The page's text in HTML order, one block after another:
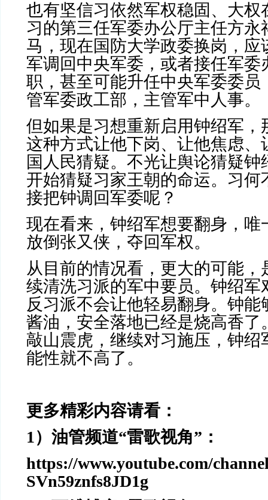
也有坚信习依然军权稳固、大权
习的第三任军委办公厅主任方永
马，现在国防大学政委换岗，应
军调回中央军委，或者接任军委
职，甚至可能升任中央军委委员
管军委政工部，主管军中人事。
但如果是习想重新启用钟绍军，
这种方式让他下岗、让他焦虑、
国人民猜疑。不光让舆论猜疑钟
开始猜疑习家王朝的命运。习何
接把钟调回军委呢？
现在看来，钟绍军想要翻身，唯
放倒张又侠，夺回军权。
从目前的情况看，更大的可能，
续清洗习派的军中要员。钟绍军
反习派不会让他轻易翻身。钟能
酱油，安全落地已经是烧高香了
敲山震虎，继续对习施压，钟绍
能性就不高了。
更多精彩内容请看：
1）油管频道“雷歌视角”：
https://www.youtube.com/
SVn59znfs8JD1g